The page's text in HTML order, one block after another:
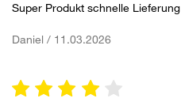
Super Produkt schnelle Lieferung
Daniel / 11.03.2026